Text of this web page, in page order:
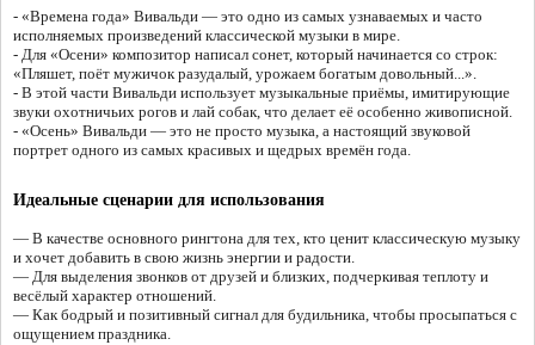
- «Времена года» Вивальди — это одно из самых узнаваемых и часто
исполняемых произведений классической музыки в мире.
- Для «Осени» композитор написал сонет, который начинается со строк:
«Пляшет, поёт мужичок разудалый, урожаем богатым довольный...».
- В этой части Вивальди использует музыкальные приёмы, имитирующие
звуки охотничьих рогов и лай собак, что делает её особенно живописной.
- «Осень» Вивальди — это не просто музыка, а настоящий звуковой
портрет одного из самых красивых и щедрых времён года.
Идеальные сценарии для использования
— В качестве основного рингтона для тех, кто ценит классическую музыку
и хочет добавить в свою жизнь энергии и радости.
— Для выделения звонков от друзей и близких, подчеркивая теплоту и
весёлый характер отношений.
— Как бодрый и позитивный сигнал для будильника, чтобы просыпаться с
ощущением праздника.